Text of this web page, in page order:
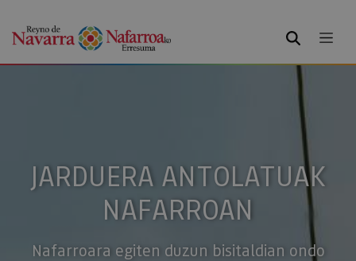
BILATU
JARDUERA ANTOLATUAK
NAFARROAN
Nafarroara egiten duzun bisitaldian ondo